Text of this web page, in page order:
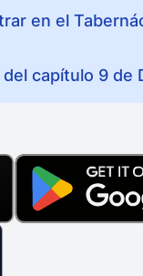
en el
capítulo 9 de